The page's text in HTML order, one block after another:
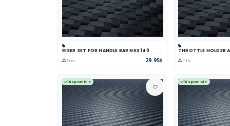
Panier Comparer Voir
RISER SET FOR HANDLE BAR NKX 140
7 inv. 29.95$
Panier
THROTTLE HOLDER
4 inv.
Disponible Disponible